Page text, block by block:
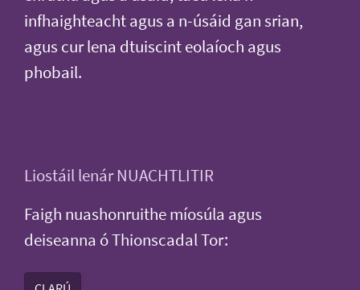
infhaighteacht agus a n-úsáid gan srian,
agus cur lena dtuiscint eolaíoch agus
phobail.
Liostáil lenár NUACHTLITIR
Faigh nuashonruithe míosúla agus
deiseanna ó Thionscadal Tor: